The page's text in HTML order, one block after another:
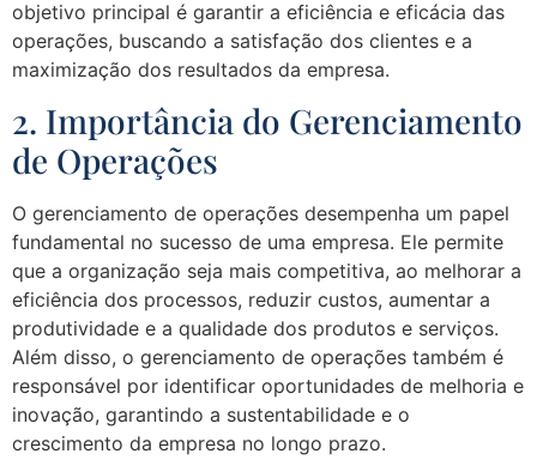
objetivo principal é garantir a eficiência e eficácia das
operações, buscando a satisfação dos clientes e a
maximização dos resultados da empresa.
2. Importância do Gerenciamento
de Operações
O gerenciamento de operações desempenha um papel
fundamental no sucesso de uma empresa. Ele permite
que a organização seja mais competitiva, ao melhorar a
eficiência dos processos, reduzir custos, aumentar a
produtividade e a qualidade dos produtos e serviços.
Além disso, o gerenciamento de operações também é
responsável por identificar oportunidades de melhoria e
inovação, garantindo a sustentabilidade e o
crescimento da empresa no longo prazo.